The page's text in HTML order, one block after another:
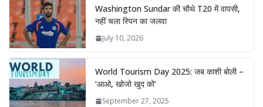
Washington Sundar की चौथे T20 में वापसी,
नहीं चला स्पिन का जलवा
July 10, 2026
World Tourism Day 2025: जब काशी बोली –
‘आओ, खोजो खुद को’
September 27, 2025